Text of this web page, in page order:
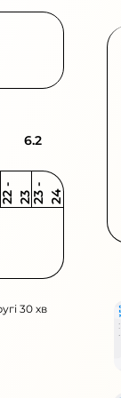
6.2
2 2
-
2 3 2 3
-
2 4
30 хв